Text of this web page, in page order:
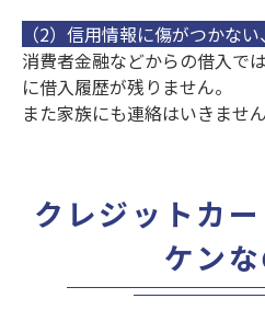
（2）信用情報に傷がつかな
消費者金融などからの借入で
に借入履歴が残りません。
また家族にも連絡はいきません
クレジットカ
ケンな